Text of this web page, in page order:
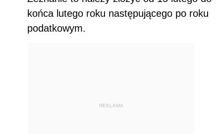
końca lutego roku następującego po roku
podatkowym.
REKLAMA